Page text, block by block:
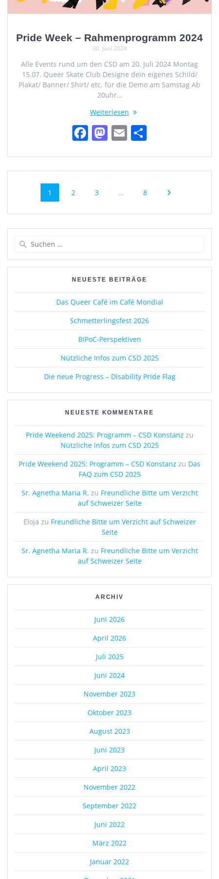
Pride Week – Rahmenprogramm 2024
30. Juni 2024
Alle Events rund um den CSD am 20. Juli 2024 Montag
15.07. Queer Skate Club Designe dein eigenes Schild/
Plakat/ Banner/ Shirt/ etc. für die Demo am Samstag Ab
20uhr…
Weiterlesen
F
c
b
o
o
M
st
d
o
n
E
ai le
Beitragsnavigation
Seite
1 Seite
2 Seite
3 … Seite
8
NEUESTE BEITRÄGE
Das Queer Café im Café Mondial
Schmetterlingsfest 2026
BIPoC-Perspektiven
Nützliche Infos zum CSD 2025
Die neue Progress – Disability Pride Flag
NEUESTE KOMMENTARE
Pride Weekend 2025: Programm – CSD Konstanz zu
Nützliche Infos zum CSD 2025
Pride Weekend 2025: Programm – CSD Konstanz zu Das
FAQ zum CSD 2025
Sr. Agnetha Maria R. zu Freundliche Bitte um Verzicht
auf Schweizer Seite
Eloja zu Freundliche Bitte um Verzicht auf Schweizer
Seite
Sr. Agnetha Maria R. zu Freundliche Bitte um Verzicht
auf Schweizer Seite
ARCHIV
Juni 2026
April 2026
Juli 2025
Juni 2024
November 2023
Oktober 2023
August 2023
Juni 2023
April 2023
November 2022
September 2022
Juni 2022
März 2022
Januar 2022